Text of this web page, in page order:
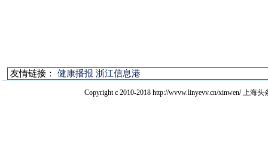
友情链接： 健康播报 浙江信息港
Copyright c 2010-2018 http://wvvw.linyevv.cn/xinwen/ 上